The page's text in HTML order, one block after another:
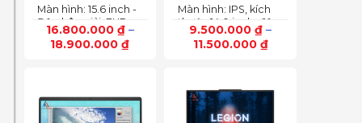
16.800.000 ₫–
18.900.000₫
Màn hình: 15.6 inch -
Độ phân giải: FHD+
(1920 x 1200 px)
9.500.000₫ –
11.500.000 ₫
Màn hình: IPS, kích
thước 14.0 inch, độ
phân giải Full HD
(1920 x 1080)